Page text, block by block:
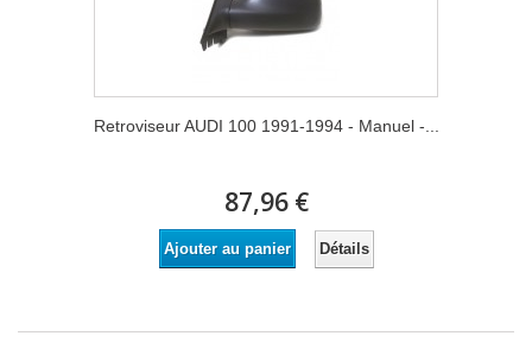
Retroviseur AUDI 100 1991-1994 - Manuel -...
87,96 €
Ajouter au panier Détails